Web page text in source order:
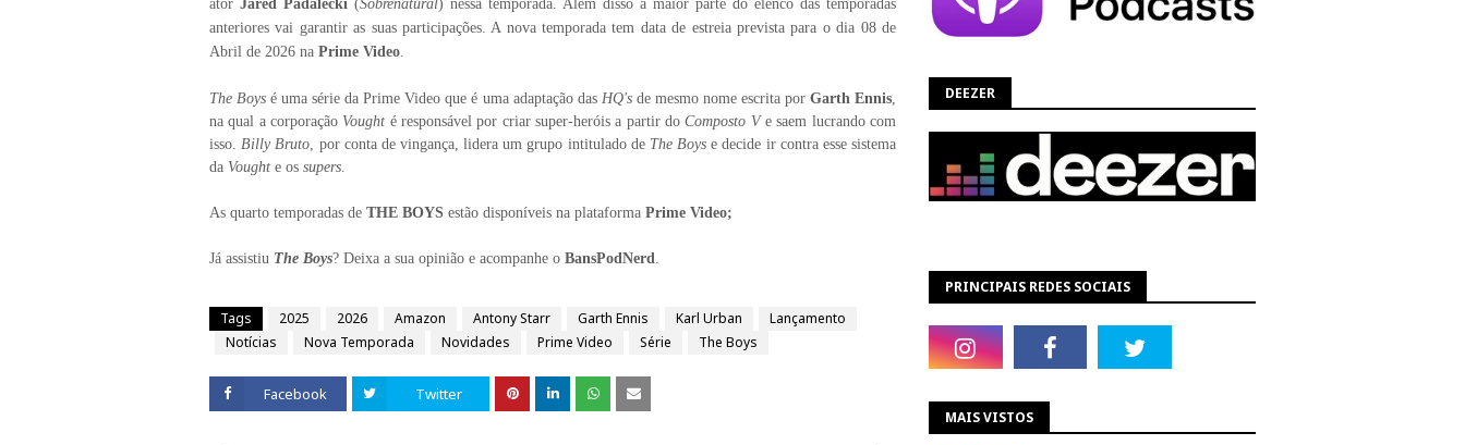
ator Jared Padalecki (Sobrenatural) nessa temporada. Além disso a maior parte do elenco das temporadas
anteriores vai garantir as suas participações. A nova temporada tem data de estreia prevista para o dia 08 de
Abril de 2026 na Prime Video.
The Boys é uma série da Prime Video que é uma adaptação das HQ'sde mesmo nome escrita por Garth Ennis,
na qual a corporação Vought é responsável por criar super-heróis a partir doComposto Ve saem lucrando com
isso.Billy Bruto, por conta de vingança, lidera um grupo intitulado de The Boys e decide ir contra esse sistema
da Vought e os supers.
As quarto temporadas de THE BOYS estão disponíveis na plataforma Prime Video;
Já assistiu The Boys? Deixa a sua opinião e acompanhe o BansPodNerd.
Tags 2025 2026 Amazon Antony Starr Garth Ennis Karl Urban
Lançamento
Notícias
Nova Temporada Novidades Prime Video Série The Boys
Facebook Twitter
DEEZER
PRINCIPAIS REDES SOCIAIS
MAIS VISTOS